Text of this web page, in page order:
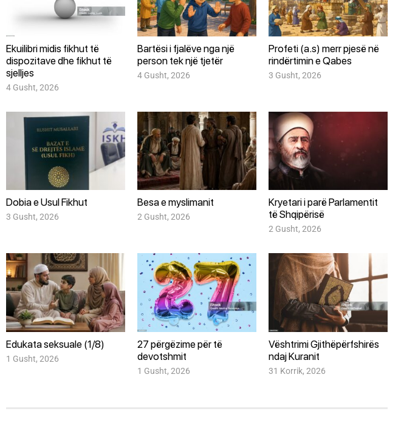
Ekuilibri midis fikhut të
dispozitave dhe fikhut të
sjelljes
4 Gusht, 2026
Bartësi i fjalëve nga një
person tek një tjetër
4 Gusht, 2026
Profeti (a.s) merr pjesë në
rindërtimin e Qabes
3 Gusht, 2026
Dobia e Usul Fikhut
3 Gusht, 2026
Besa e myslimanit
2 Gusht, 2026
Kryetari i parë Parlamentit
të Shqipërisë
2 Gusht, 2026
Edukata seksuale (1/8)
1 Gusht, 2026
27 përgëzime për të
devotshmit
1 Gusht, 2026
Vështrimi Gjithëpërfshirës
ndaj Kuranit
31 Korrik, 2026